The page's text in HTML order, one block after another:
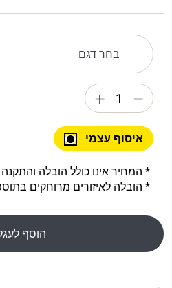
איסוף עצמי
* המחיר אינו כולל הובלה והתקנה
* הובלה לאיזורים מרוחקים
הוסף